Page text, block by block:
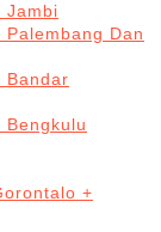
Jambi
Dan
Bandar
Bengkulu
+